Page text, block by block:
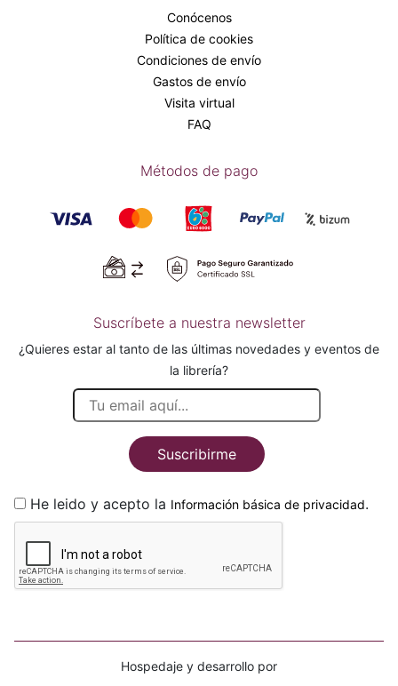
Conócenos
Política de cookies
Condiciones de envío
Gastos de envío
Visita virtual
FAQ
Métodos de pago
Suscríbete a nuestra newsletter
¿Quieres estar al tanto de las últimas novedades y eventos de
la librería?
Suscribirme
He leido y acepto la Información básica de privacidad.
Hospedaje y desarrollo por